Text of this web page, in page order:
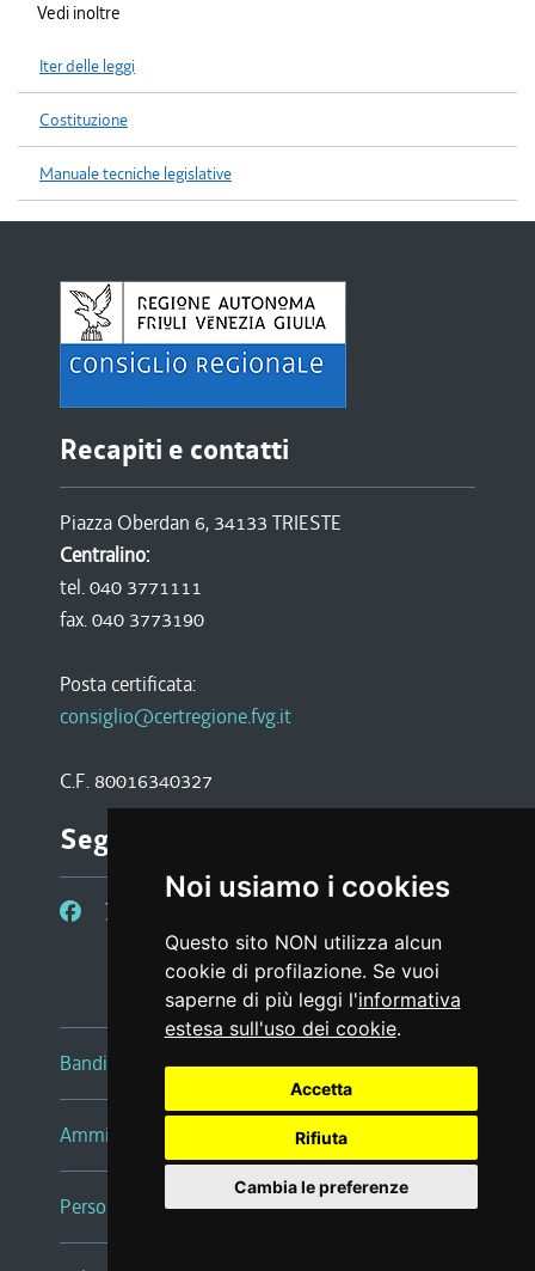
Noi usiamo i cookies
Questo sito NON utilizza alcun
cookie di profilazione. Se vuoi
saperne di più leggi l'informativa
estesa sull'uso dei cookie.
Accetta
Rifiuta
Cambia le preferenze
Vedi inoltre
Iter delle leggi
Costituzione
Manuale tecniche legislative
Recapiti e contatti
Piazza Oberdan 6, 34133 TRIESTE
Centralino:
tel. 040 3771111
fax. 040 3773190
Posta certificata:
consiglio@certregione.fvg.it
C.F. 80016340327
Seguici su
Bandi e avvisi
Amministrazione trasparente
Persone e Uffici